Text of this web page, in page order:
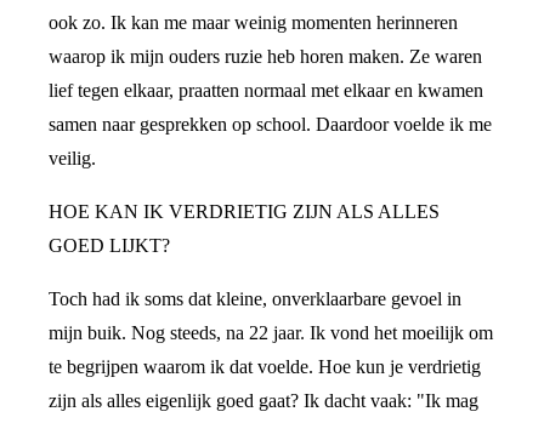
ook zo. Ik kan me maar weinig momenten herinneren
waarop ik mijn ouders ruzie heb horen maken. Ze waren
lief tegen elkaar, praatten normaal met elkaar en kwamen
samen naar gesprekken op school. Daardoor voelde ik me
veilig.
HOE KAN IK VERDRIETIG ZIJN ALS ALLES
GOED LIJKT?
Toch had ik soms dat kleine, onverklaarbare gevoel in
mijn buik. Nog steeds, na 22 jaar. Ik vond het moeilijk om
te begrijpen waarom ik dat voelde. Hoe kun je verdrietig
zijn als alles eigenlijk goed gaat? Ik dacht vaak: "Ik mag